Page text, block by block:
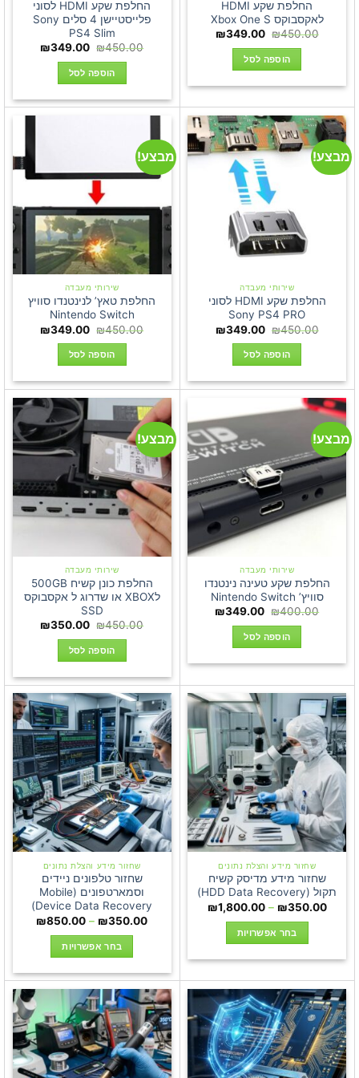
החלפת שקע HDMI
לאקסבוקס Xbox One S
₪450.00
המחיר
היה:
₪450.00.
₪349.00
הוספה לסל
החלפת שקע HDMI לסוני
פלייסטיישן 4 סלים Sony
PS4 Slim
₪450.00
המחיר
היה:
₪450.00.
₪349.00
המחיר
הוספה לסל
מבצע!
שירותי מעבדה
החלפת שקע HDMI לסוני
Sony PS4 PRO
₪450.00
המחיר
המקורי
היה:
₪450.00.
₪349.00
הוספה לסל
מבצע!
שירותי מעבדה
החלפת טאץ’ לנינטנדו סוויץ
Nintendo Switch
₪450.00
המחיר
המקורי
היה:
₪450.00.
₪349.00
המחיר
הוספה לסל
מבצע!
שירותי מעבדה
החלפת שקע טעינה נינטנדו
סוויץ’ Nintendo Switch
₪400.00
המחיר
היה:
₪400.00.
₪349.00
המחיר
הוספה לסל
מבצע!
שירותי מעבדה
החלפת כונן קשיח 500GB
לXBOX או שדרוג ל אקסבוקס
SSD
₪450.00
המחיר
היה:
₪450.00.
₪350.00
המחיר
הוספה לסל
שחזור מידע והצלת נתונים
שחזור מידע מדיסק קשיח
תקול (HDD Data Recovery)
₪350.00
–
₪1,800.00
בחר אפשרויות
יש
מספר
סוגים.
ניתן
לבחור
את
שחזור מידע והצלת נתונים
שחזור טלפונים ניידים
וסמארטפונים (Mobile
Device Data Recovery)
₪350.00
–
₪850.00
טווח
בחר אפשרויות
זה
יש
מספר
סוגים.
ניתן
לבחור